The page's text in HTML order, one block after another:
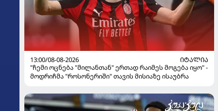
13:00/08-08-2026
ᲘᲢᲐᲚᲘᲐ
"ჩემი ოცნება "მილანთან" ერთად რაიმეს მოგება იყო" -
მოდრიჩმა "როსონერიში" თავის მისიაზე ისაუბრა